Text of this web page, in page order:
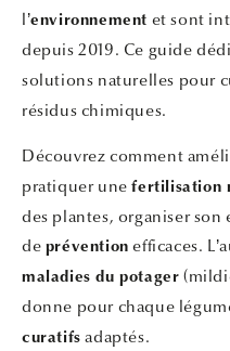
l’environnement et sont
depuis 2019. Ce guide
solutions naturelles pour
résidus chimiques.
Découvrez comment
pratiquer unefertilisation
des plantes, organiser son
de prévention efficaces.
maladies du potager
donne pour chaque
curatifs adaptés.